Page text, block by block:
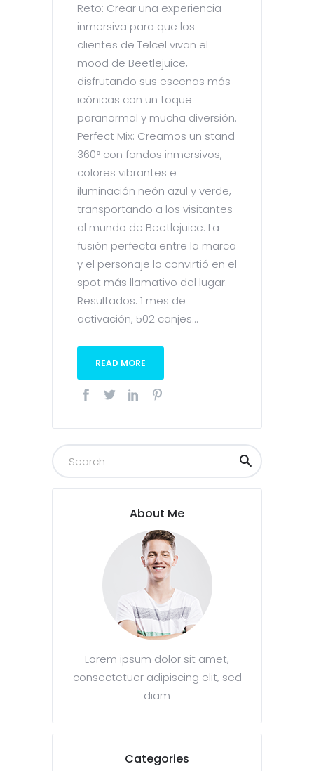
Reto: Crear una experiencia
inmersiva para que los
clientes de Telcel vivan el
mood de Beetlejuice,
disfrutando sus escenas más
icónicas con un toque
paranormal y mucha diversión.
Perfect Mix: Creamos un stand
360° con fondos inmersivos,
colores vibrantes e
iluminación neón azul y verde,
transportando a los visitantes
al mundo de Beetlejuice. La
fusión perfecta entre la marca
y el personaje lo convirtió en el
spot más llamativo del lugar.
Resultados: 1 mes de
activación, 502 canjes...
READ MORE
About Me
Lorem ipsum dolor sit amet,
consectetuer adipiscing elit, sed
diam
Categories